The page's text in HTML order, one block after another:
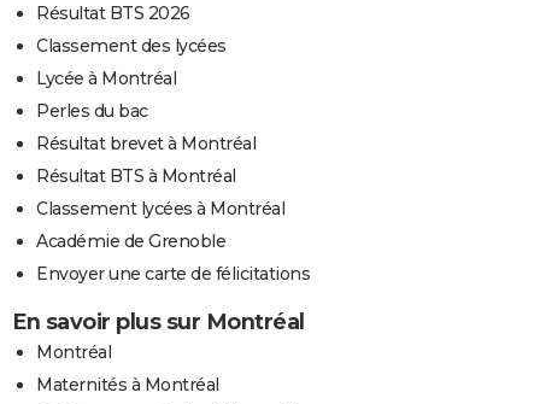
Résultat BTS 2026
Classement des lycées
Lycée à Montréal
Perles du bac
Résultat brevet à Montréal
Résultat BTS à Montréal
Classement lycées à Montréal
Académie de Grenoble
Envoyer une carte de félicitations
En savoir plus sur Montréal
Montréal
Maternités à Montréal